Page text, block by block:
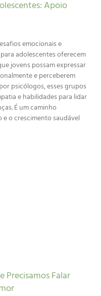
Apoio
emocionais e
adolescentes oferecem
jovens possam expressar
e perceberem
psicólogos, esses grupos
e habilidades para lidar
É um caminho
o crescimento saudável
Precisamos Falar